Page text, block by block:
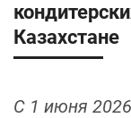
Казахстане
С 1 июня